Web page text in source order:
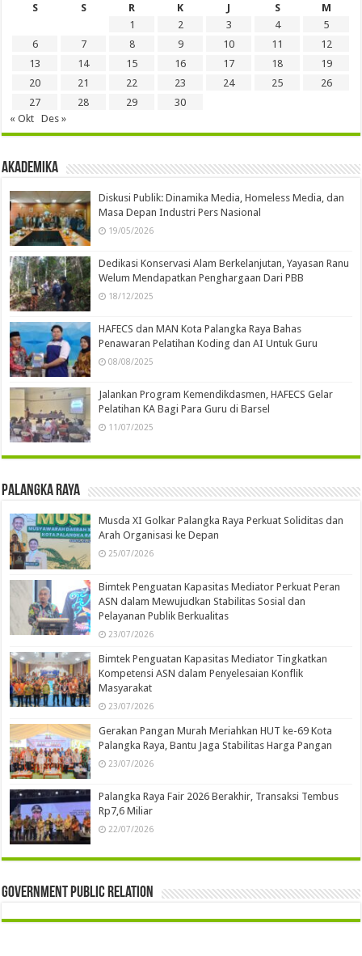
S
S R K J S
M
1
2 3 4
5
6
7 8 9 10 11
12
13
14 15 16 17 18
19
20
21 22 23 24 25
26
27
28 29
30
« Okt
Des »
Akademika
Diskusi Publik: Dinamika Media, Homeless Media, dan
Masa Depan Industri Pers Nasional
19/05/2026
Dedikasi Konservasi Alam Berkelanjutan, Yayasan Ranu
Welum Mendapatkan Penghargaan Dari PBB
18/12/2025
HAFECS dan MAN Kota Palangka Raya Bahas
Penawaran Pelatihan Koding dan AI Untuk Guru
08/08/2025
Jalankan Program Kemendikdasmen, HAFECS Gelar
Pelatihan KA Bagi Para Guru di Barsel
11/07/2025
Palangka Raya
Musda XI Golkar Palangka Raya Perkuat Soliditas dan
Arah Organisasi ke Depan
25/07/2026
Bimtek Penguatan Kapasitas Mediator Perkuat Peran
ASN dalam Mewujudkan Stabilitas Sosial dan
Pelayanan Publik Berkualitas
23/07/2026
Bimtek Penguatan Kapasitas Mediator Tingkatkan
Kompetensi ASN dalam Penyelesaian Konflik
Masyarakat
23/07/2026
Gerakan Pangan Murah Meriahkan HUT ke-69 Kota
Palangka Raya, Bantu Jaga Stabilitas Harga Pangan
23/07/2026
Palangka Raya Fair 2026 Berakhir, Transaksi Tembus
Rp7,6 Miliar
22/07/2026
Government Public Relation